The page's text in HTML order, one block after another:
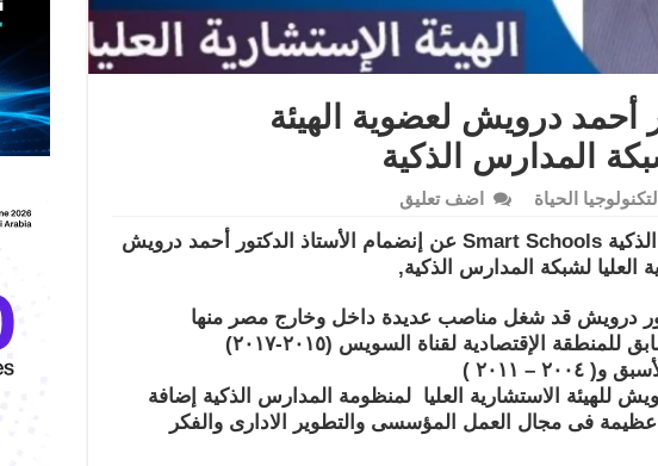
أحمد درويش لعضوية الهيئة
المدارس الذكية
التكنولوجيا الحياة اضف تعليق
أعلنت شبكة المدارس الذكية Smart Schools عن إنضمام الأستاذ الدكتور أحمد درويش
العليا لشبكة المدارس الذكية,
درويش قد شغل مناصب عديدة داخل وخارج مصر منها
الإقتصادية لقناة السويس (٢٠١٥-٢٠١٧)
– ٢٠١١ )
للهيئة الاستشارية العليا لمنظومة المدارس الذكية إضافة
فى مجال العمل المؤسسى والتطوير الادارى والفكر